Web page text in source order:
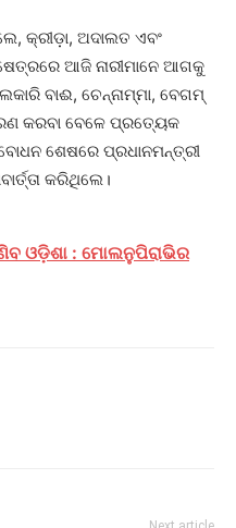
କ୍ରୀଡ଼ା, ଅଦାଲତ ଏବଂ
ଆଜି ନାରୀମାନେ ଆଗକୁ
ବାଈ, ଚେନ୍ନାମ୍ମା, ବେଗମ୍‌
କରବା ବେଳେ ପ୍ରତ୍ୟେକ
ଶେଷରେ ପ୍ରଧାନମନ୍ତ୍ରୀ
କରିଥିଲେ।
ଓଡ଼ିଶା : ମୋଲନୁପିରାଭିର